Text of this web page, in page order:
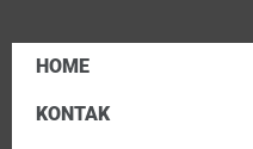
HOME
KONTAK